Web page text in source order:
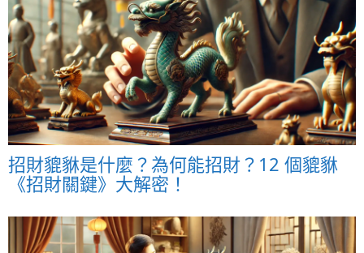
招財貔貅是什麼？為何能招財？12 個貔貅
《招財關鍵》大解密！